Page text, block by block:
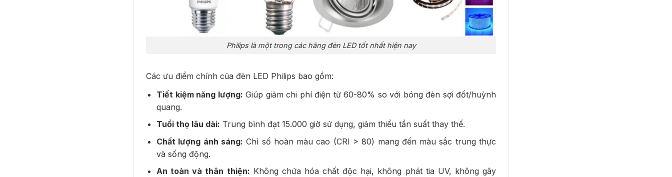
Philips là một trong các hãng đèn LED tốt nhất hiện nay
Các ưu điểm chính của đèn LED Philips bao gồm:
Tiết kiệm năng lượng: Giúp giảm chi phí điện từ 60-80% so với bóng đèn sợi đốt/huỳnh
quang.
Tuổi thọ lâu dài: Trung bình đạt 15.000 giờ sử dụng, giảm thiểu tần suất thay thế.
Chất lượng ánh sáng: Chỉ số hoàn màu cao (CRI > 80) mang đến màu sắc trung thực
và sống động.
An toàn và thân thiện: Không chứa hóa chất độc hại, không phát tia UV, không gây